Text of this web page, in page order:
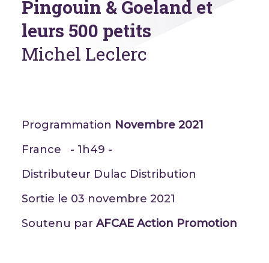
Pingouin & Goeland et
leurs 500 petits
Michel Leclerc
Programmation Novembre 2021
France - 1h49 -
Distributeur Dulac Distribution
Sortie le 03 novembre 2021
Soutenu par AFCAE Action Promotion